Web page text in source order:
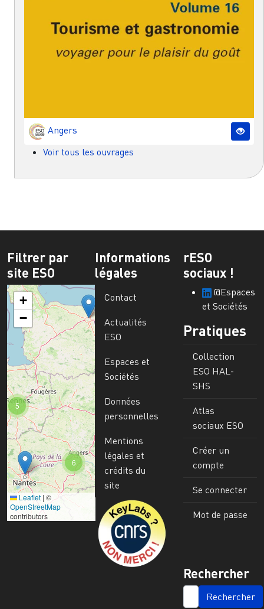
Angers
Voir tous les ouvrages
Filtrer par
site ESO
6
5
+
−
Leaflet | ©
OpenStreetMap
contributors
Informations
légales
Contact
Actualités
ESO
Espaces et
Sociétés
Données
personnelles
Mentions
légales et
crédits du
site
Image
rESO
sociaux !
@Espaces
et Sociétés
Pratiques
Collection
ESO HAL-
SHS
Atlas
sociaux ESO
Créer un
compte
Se connecter
Mot de passe
Rechercher
SEARCH